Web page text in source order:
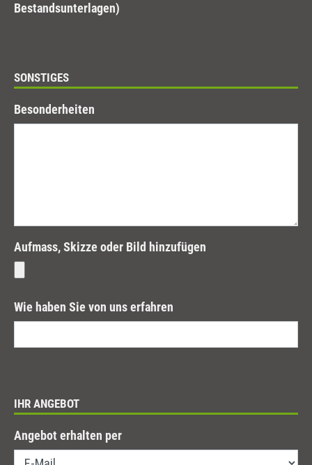
Bestandsunterlagen)
SONSTIGES
Besonderheiten
Aufmass, Skizze oder Bild hinzufügen
Wie haben Sie von uns erfahren
IHR ANGEBOT
Angebot erhalten per